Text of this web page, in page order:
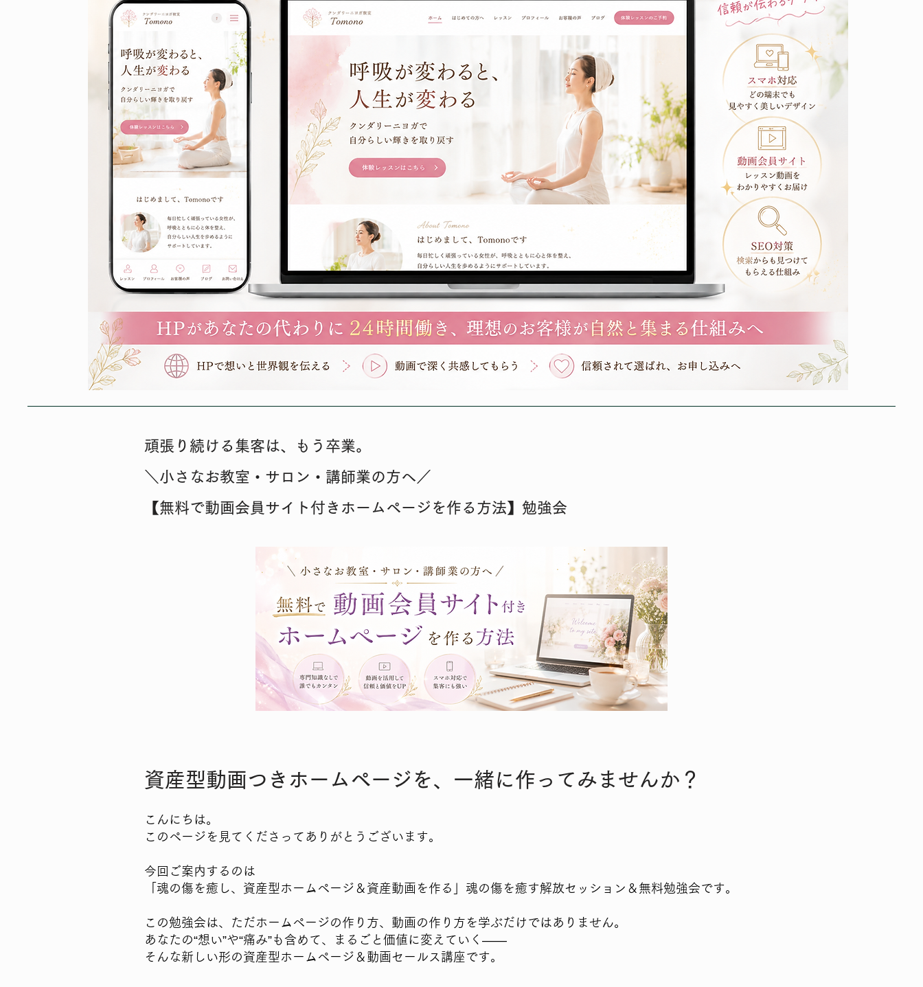
頑張り続ける集客は、もう卒業。
＼小さなお教室・サロン・講師業の方へ／
【無料で動画会員サイト付きホームページを作る方法】勉強会
資産型動画つきホームページを、一緒に作ってみませんか？
こんにちは。
このページを見てくださってありがとうございます。
今回ご案内するのは
「魂の傷を癒し、資産型ホームページ＆資産動画を作る」魂の傷を癒す解放セッション＆無料勉強会です。
この勉強会は、ただホームページの作り方、動画の作り方を学ぶだけではありません。
あなたの“想い”や“痛み”も含めて、まるごと価値に変えていく――
そんな新しい形の資産型ホームページ＆動画セールス講座です。